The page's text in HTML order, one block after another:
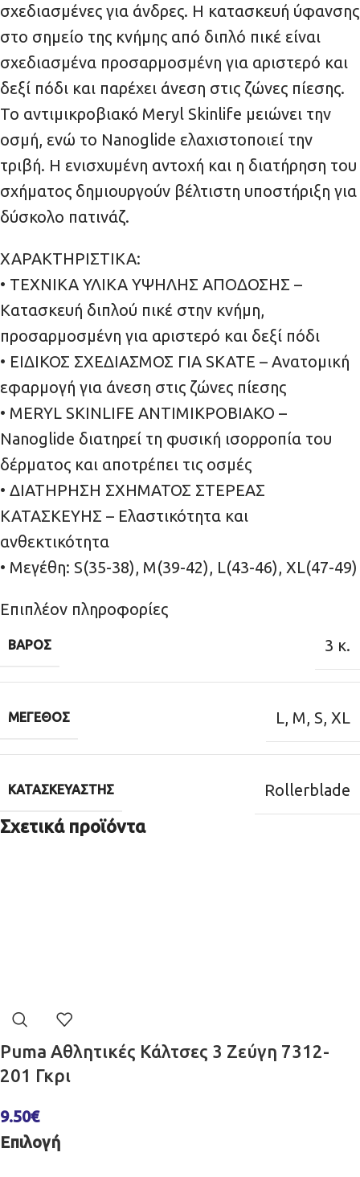
σχεδιασμένες για άνδρες. Η κατασκευή ύφανσης
στο σημείο της κνήμης από διπλό πικέ είναι
σχεδιασμένα προσαρμοσμένη για αριστερό και
δεξί πόδι και παρέχει άνεση στις ζώνες πίεσης.
Το αντιμικροβιακό Meryl Skinlife μειώνει την
οσμή, ενώ το Nanoglide ελαχιστοποιεί την
τριβή. Η ενισχυμένη αντοχή και η διατήρηση του
σχήματος δημιουργούν βέλτιστη υποστήριξη για
δύσκολο πατινάζ.
ΧΑΡΑΚΤΗΡΙΣΤΙΚΑ:
• ΤΕΧΝΙΚΑ ΥΛΙΚΑ ΥΨΗΛΗΣ ΑΠΟΔΟΣΗΣ –
Κατασκευή διπλού πικέ στην κνήμη,
προσαρμοσμένη για αριστερό και δεξί πόδι
• ΕΙΔΙΚΟΣ ΣΧΕΔΙΑΣΜΟΣ ΓΙΑ SKATE – Ανατομική
εφαρμογή για άνεση στις ζώνες πίεσης
• MERYL SKINLIFE ΑΝΤΙΜΙΚΡΟΒΙΑΚΟ –
Nanoglide διατηρεί τη φυσική ισορροπία του
δέρματος και αποτρέπει τις οσμές
• ΔΙΑΤΗΡΗΣΗ ΣΧΗΜΑΤΟΣ ΣΤΕΡΕΑΣ
ΚΑΤΑΣΚΕΥΗΣ – Ελαστικότητα και
ανθεκτικότητα
• Μεγέθη: S(35-38), M(39-42), L(43-46), XL(47-49)
Επιπλέον πληροφορίες
ΒΆΡΟΣ 3 κ.
ΜΈΓΕΘΟΣ L, M, S, XL
ΚΑΤΑΣΚΕΥΑΣΤΉΣ Rollerblade
Σχετικά προϊόντα
Puma Αθλητικές Κάλτσες 3 Ζεύγη 7312-
201 Γκρι
9.50€
Επιλογή